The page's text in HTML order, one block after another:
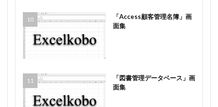
「Access顧客管理名簿」画
面集
「図書管理データベース」画
面集